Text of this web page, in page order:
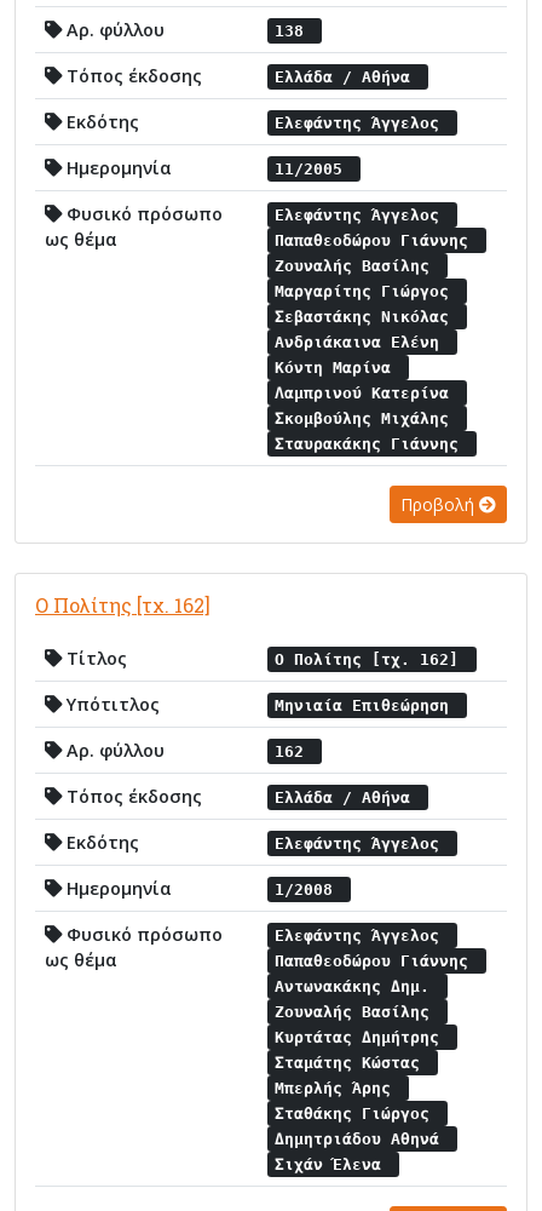
Αρ. φύλλου 138
Τόπος έκδοσης Ελλάδα / Αθήνα
Εκδότης Ελεφάντης Άγγελος
Ημερομηνία 11/2005
Φυσικό πρόσωπο
ως θέμα
Ελεφάντης Άγγελος
Παπαθεοδώρου Γιάννης
Ζουναλής Βασίλης
Μαργαρίτης Γιώργος
Σεβαστάκης Νικόλας
Ανδριάκαινα Ελένη
Κόντη Μαρίνα
Λαμπρινού Κατερίνα
Σκομβούλης Μιχάλης
Σταυρακάκης Γιάννης
Προβολή
Ο Πολίτης [τχ. 162]
Τίτλος Ο Πολίτης [τχ. 162]
Υπότιτλος Μηνιαία Επιθεώρηση
Αρ. φύλλου 162
Τόπος έκδοσης Ελλάδα / Αθήνα
Εκδότης Ελεφάντης Άγγελος
Ημερομηνία 1/2008
Φυσικό πρόσωπο
ως θέμα
Ελεφάντης Άγγελος
Παπαθεοδώρου Γιάννης
Αντωνακάκης Δημ.
Ζουναλής Βασίλης
Κυρτάτας Δημήτρης
Σταμάτης Κώστας
Μπερλής Άρης
Σταθάκης Γιώργος
Δημητριάδου Αθηνά
Σιχάν Έλενα